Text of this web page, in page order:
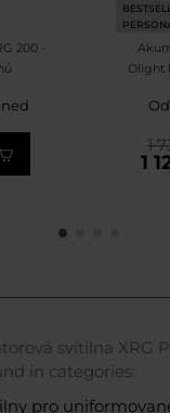
200 -
Olight
1
1
svítilna XRG
in categories:
pro